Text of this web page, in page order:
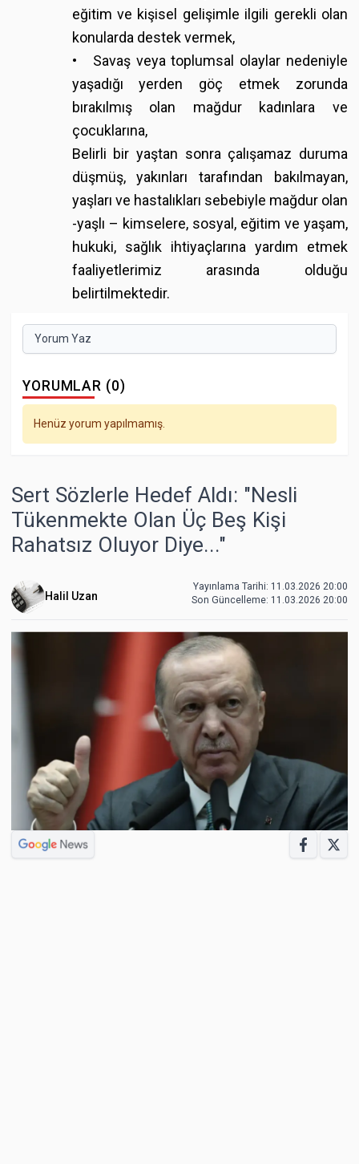
eğitim ve kişisel gelişimle ilgili gerekli olan
konularda destek vermek,
• Savaş veya toplumsal olaylar nedeniyle
yaşadığı yerden göç etmek zorunda
bırakılmış olan mağdur kadınlara ve
çocuklarına,
Belirli bir yaştan sonra çalışamaz duruma
düşmüş, yakınları tarafından bakılmayan,
yaşları ve hastalıkları sebebiyle mağdur olan
-yaşlı – kimselere, sosyal, eğitim ve yaşam,
hukuki, sağlık ihtiyaçlarına yardım etmek
faaliyetlerimiz arasında olduğu
belirtilmektedir.
Yorum Yaz
YORUMLAR (0)
Henüz yorum yapılmamış.
Sert Sözlerle Hedef Aldı: "Nesli
Tükenmekte Olan Üç Beş Kişi
Rahatsız Oluyor Diye..."
Halil Uzan
Yayınlama Tarihi: 11.03.2026 20:00
Son Güncelleme: 11.03.2026 20:00